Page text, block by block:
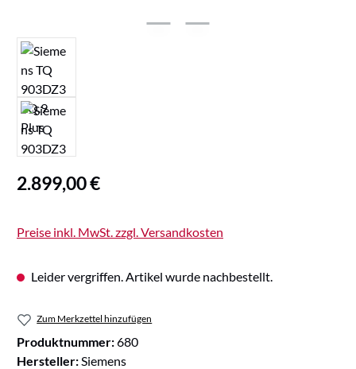
Regulärer Preis:
2.899,00 €
Preise inkl. MwSt. zzgl. Versandkosten
Leider vergriffen. Artikel wurde nachbestellt.
Zum Merkzettel hinzufügen
Produktnummer:680
Hersteller: Siemens